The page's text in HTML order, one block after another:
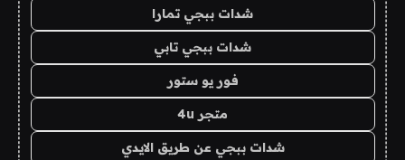
شدات ببجي تمارا
شدات ببجي تابي
فور يو ستور
متجر 4u
شدات ببجي عن طريق الايدي